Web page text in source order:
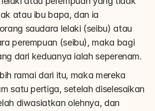
atau ibu bapa, dan ia
saudara lelaki (seibu) atau
perempuan (seibu), maka bagi
dari keduanya ialah seperenam.
ramai dari itu, maka mereka
satu pertiga, setelah diselesaikan
diwasiatkan olehnya, dan